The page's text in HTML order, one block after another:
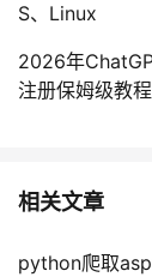
S、Linux
2026年
注册保姆级教
相关文章
python爬取